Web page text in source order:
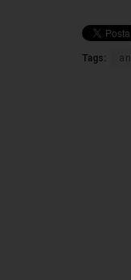
Tags: